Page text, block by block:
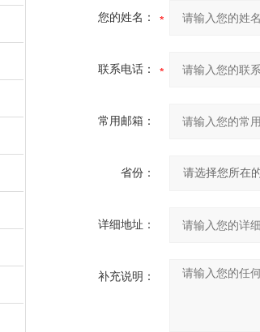
您的姓名：
联系电话：
常用邮箱：
省份：
详细地址：
补充说明：